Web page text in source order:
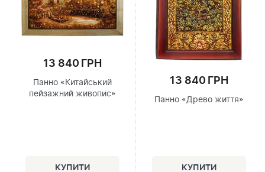
13 840 ГРН
Панно «Китайський
пейзажний живопис»
13 840 ГРН
Панно «Древо життя»